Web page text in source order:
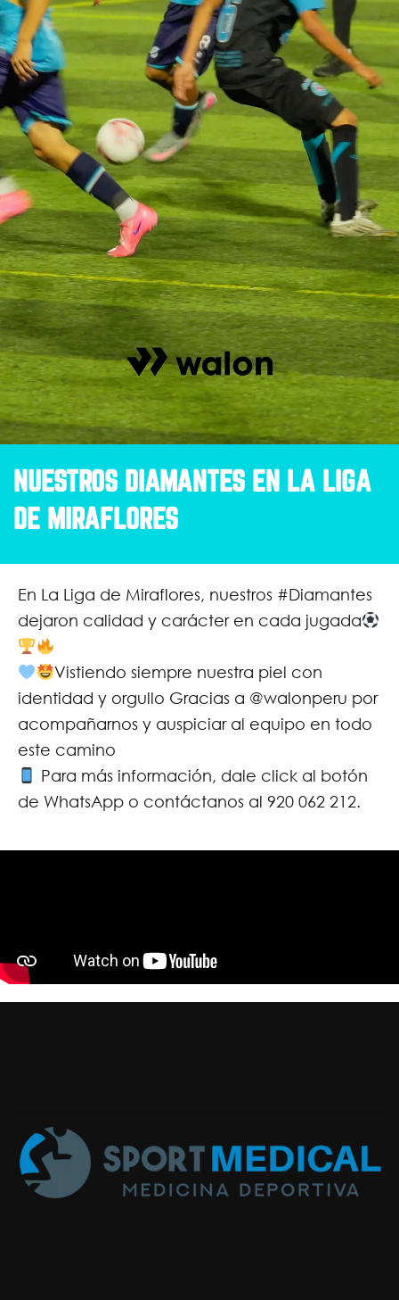
NUESTROS DIAMANTES EN LA LIGA
DE MIRAFLORES
En La Liga de Miraflores, nuestros #Diamantes
dejaron calidad y carácter en cada jugada
Vistiendo siempre nuestra piel con
identidad y orgullo Gracias a @walonperu por
acompañarnos y auspiciar al equipo en todo
este camino
Para más información, dale click al botón
de WhatsApp o contáctanos al 920 062 212.